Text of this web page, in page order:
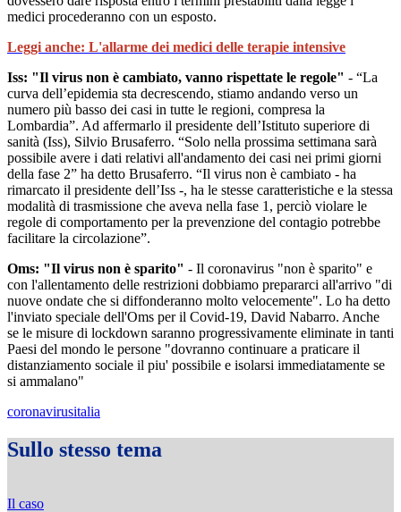
medici procederanno con un esposto.
Leggi anche: L'allarme dei medici delle terapie intensive
Iss: "Il virus non è cambiato, vanno rispettate le regole" - “La
curva dell’epidemia sta decrescendo, stiamo andando verso un
numero più basso dei casi in tutte le regioni, compresa la
Lombardia”. Ad affermarlo il presidente dell’Istituto superiore di
sanità (Iss), Silvio Brusaferro. “Solo nella prossima settimana sarà
possibile avere i dati relativi all'andamento dei casi nei primi giorni
della fase 2” ha detto Brusaferro. “Il virus non è cambiato - ha
rimarcato il presidente dell’Iss -, ha le stesse caratteristiche e la stessa
modalità di trasmissione che aveva nella fase 1, perciò violare le
regole di comportamento per la prevenzione del contagio potrebbe
facilitare la circolazione”.
Oms: "Il virus non è sparito" - Il coronavirus "non è sparito" e
con l'allentamento delle restrizioni dobbiamo prepararci all'arrivo "di
nuove ondate che si diffonderanno molto velocemente". Lo ha detto
l'inviato speciale dell'Oms per il Covid-19, David Nabarro. Anche
se le misure di lockdown saranno progressivamente eliminate in tanti
Paesi del mondo le persone "dovranno continuare a praticare il
distanziamento sociale il piu' possibile e isolarsi immediatamente se
si ammalano"
coronavirusitalia
Sullo stesso tema
Il caso